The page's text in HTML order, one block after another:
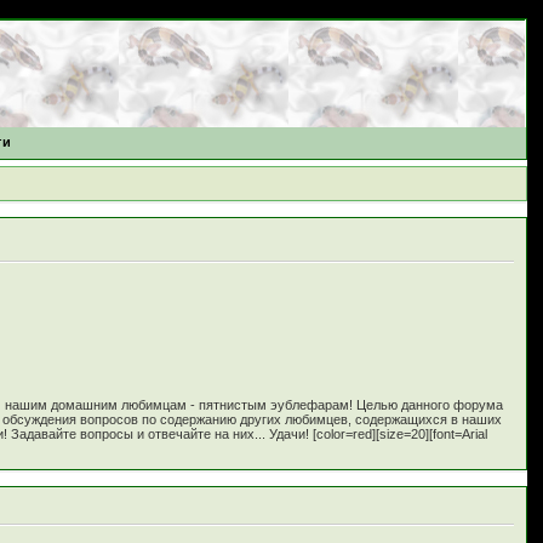
нашим домашним любимцам - пятнистым эублефарам! Целью данного форума
вопросов по содержанию других любимцев, содержащихся в наших
вопросы и отвечайте на них... Удачи! [color=red][size=20][font=Arial